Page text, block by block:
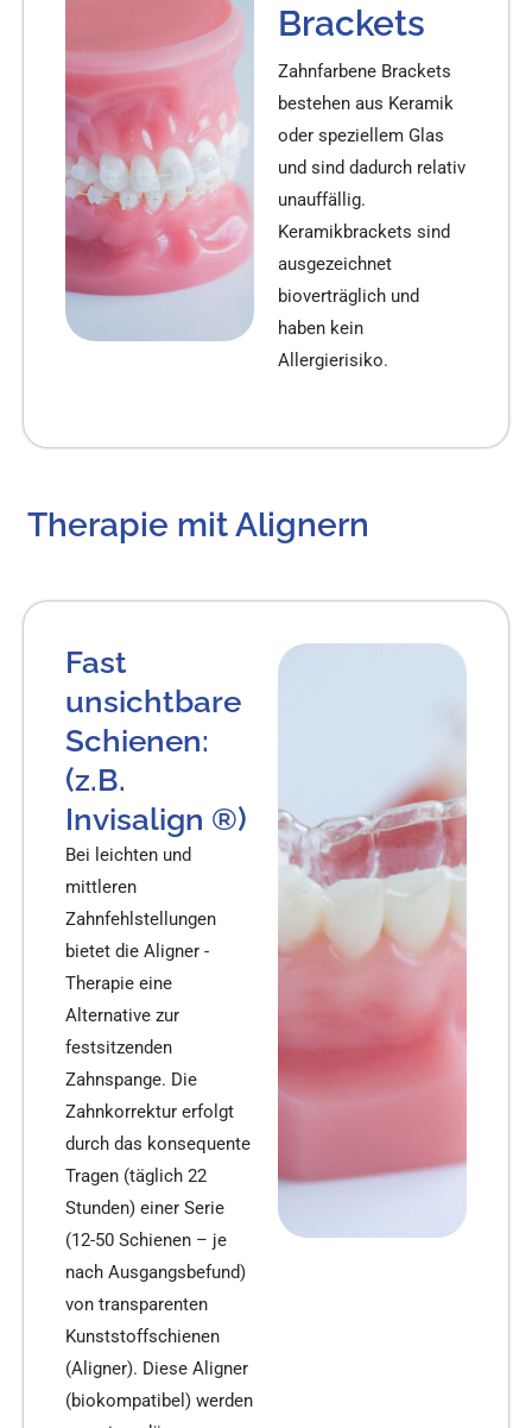
Brackets
Zahnfarbene Brackets
bestehen aus Keramik
oder speziellem Glas
und sind dadurch relativ
unauffällig.
Keramikbrackets sind
ausgezeichnet
bioverträglich und
haben kein
Allergierisiko.
Therapie mit Alignern
Fast
unsichtbare
Schienen:
(z.B.
Invisalign ®)
Bei leichten und
mittleren
Zahnfehlstellungen
bietet die Aligner -
Therapie eine
Alternative zur
festsitzenden
Zahnspange. Die
Zahnkorrektur erfolgt
durch das konsequente
Tragen (täglich 22
Stunden) einer Serie
(12-50 Schienen – je
nach Ausgangsbefund)
von transparenten
Kunststoffschienen
(Aligner). Diese Aligner
(biokompatibel) werden